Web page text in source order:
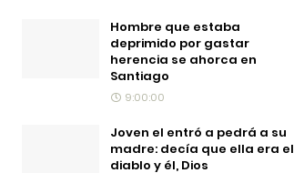
Hombre que estaba
deprimido por gastar
herencia se ahorca en
Santiago
9:00:00
Joven el entró a pedrá a su
madre: decía que ella era el
diablo y él, Dios